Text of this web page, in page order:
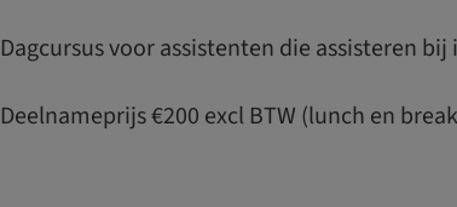
Dagcursus voor assistenten die assisteren
Deelnameprijs €200 excl BTW (lunch en